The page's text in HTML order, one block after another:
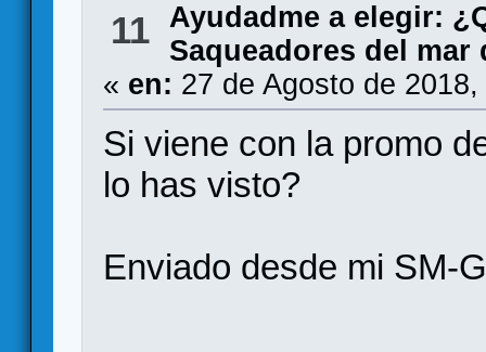
11 Ayudadme a elegir:
Saqueadores del mar
« en: 27 de Agosto de
Si viene con la promo
lo has visto?
Enviado desde mi SM-